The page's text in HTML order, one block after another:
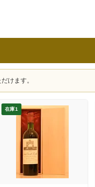
けます。
在庫1